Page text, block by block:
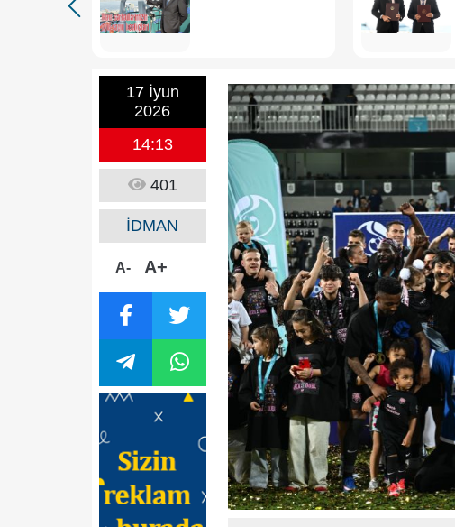
17 İyun
2026
14:13
401
İDMAN
A- A+